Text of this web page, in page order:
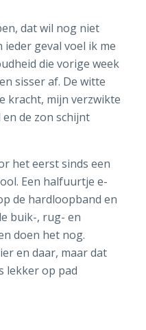
dat wil nog niet
ieder geval voel ik me
die vorige week
sisser af. De witte
kracht, mijn verzwikte
de zon schijnt
het eerst sinds een
Een halfuurtje e-
de hardloopband en
buik-, rug- en
doen het nog.
en daar, maar dat
lekker op pad